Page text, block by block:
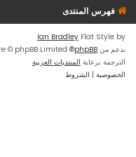
فهرس المنتدى
Flat Style by
Ian Bradley
بدعم من phpBB
® Forum Software © phpBB Limited
الترجمة برعاية المنتديات العربية
الخصوصية | الشروط